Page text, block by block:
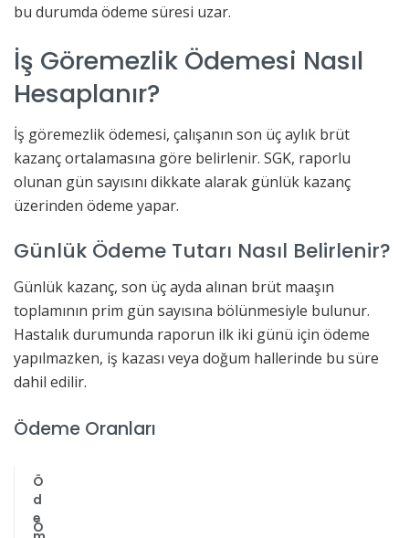
bu durumda ödeme süresi uzar.
İş Göremezlik Ödemesi Nasıl
Hesaplanır?
İş göremezlik ödemesi, çalışanın son üç aylık brüt
kazanç ortalamasına göre belirlenir. SGK, raporlu
olunan gün sayısını dikkate alarak günlük kazanç
üzerinden ödeme yapar.
Günlük Ödeme Tutarı Nasıl Belirlenir?
Günlük kazanç, son üç ayda alınan brüt maaşın
toplamının prim gün sayısına bölünmesiyle bulunur.
Hastalık durumunda raporun ilk iki günü için ödeme
yapılmazken, iş kazası veya doğum hallerinde bu süre
dahil edilir.
Ödeme Oranları
Ö
Ö
d
e